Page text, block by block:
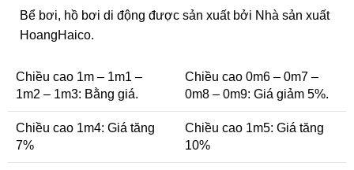
Bể bơi, hồ bơi di động được sản xuất bởi Nhà sản xuất
HoangHaico.
Chiều cao 1m – 1m1 –
1m2 – 1m3: Bằng giá.
Chiều cao 0m6 – 0m7 –
0m8 – 0m9: Giá giảm 5%.
Chiều cao 1m4: Giá tăng
7%
Chiều cao 1m5: Giá tăng
10%